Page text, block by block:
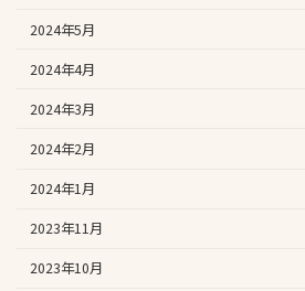
2024年5月
2024年4月
2024年3月
2024年2月
2024年1月
2023年11月
2023年10月